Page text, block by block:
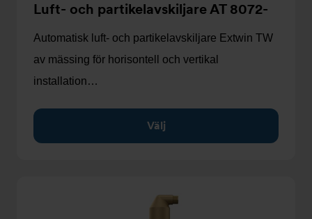
Luft- och partikelavskiljare AT 8072-
Automatisk luft- och partikelavskiljare Extwin TW
av mässing för horisontell och vertikal
installation…
Välj